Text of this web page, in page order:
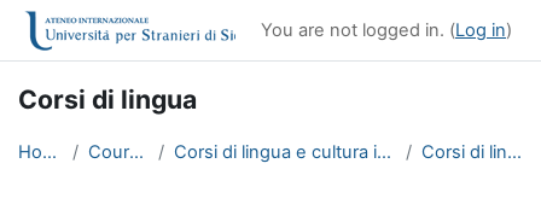
Skip to main content
You are not logged in. (Log in)
Corsi di lingua
Home Courses Corsi di lingua e cultura italiana Corsi di lingua